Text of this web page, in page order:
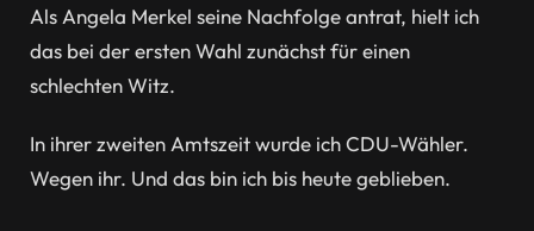
Als Angela Merkel seine Nachfolge antrat, hielt ich
das bei der ersten Wahl zunächst für einen
schlechten Witz.
In ihrer zweiten Amtszeit wurde ich CDU-Wähler.
Wegen ihr. Und das bin ich bis heute geblieben.